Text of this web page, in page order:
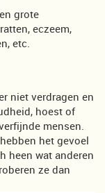
grote
eczeem,
etc.
niet verdragen en
hoest of
mensen.
het gevoel
heen wat anderen
ze dan